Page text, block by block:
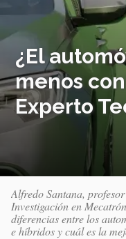
¿El
menos
Experto
Alfredo Santana,
Investigación en
diferencias entre los
e híbridos y cuál es la